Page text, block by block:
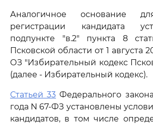
Аналогичное основание
регистрации кандидата
подпункте "в.2" пункта 8
Псковской области от 1 августа
ОЗ "Избирательный кодекс
(далее - Избирательный кодекс).
Статьей 33 Федерального
года N 67-ФЗ установлены
кандидатов, в том числе